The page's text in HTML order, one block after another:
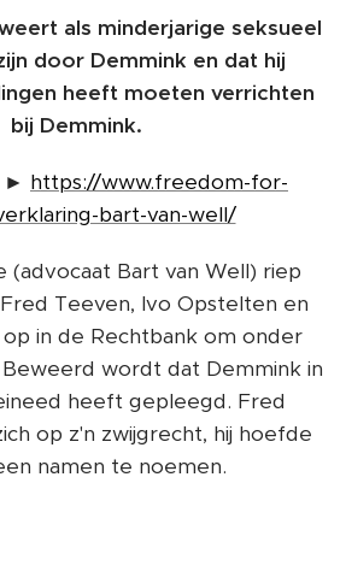
als minderjarige seksueel
door Demmink en dat hij
heeft moeten verrichten
bij Demmink.
► https://www.freedom-for-
bart-van-well/
(advocaat Bart van Well) riep
Teeven, Ivo Opstelten en
in de Rechtbank om onder
wordt dat Demmink in
heeft gepleegd. Fred
op z'n zwijgrecht, hij hoefde
namen te noemen.